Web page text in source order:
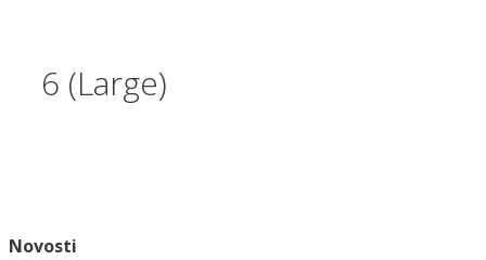
6 (Large)
Novosti